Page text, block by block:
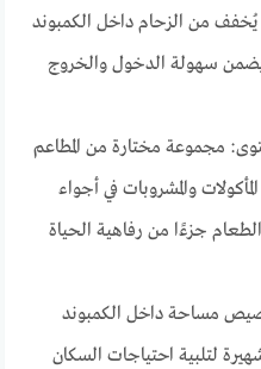
من الزحام داخل الكمبوند
سهولة الدخول والخروج
مجموعة مختارة من المطاعم
والمشروبات في أجواء
جزءًا من رفاهية الحياة
مساحة داخل الكمبوند
لتلبية احتياجات السكان